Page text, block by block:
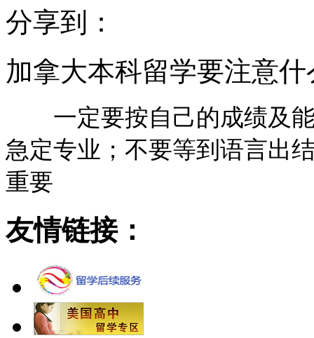
分享到：
加拿大本科留学要注意什
一定要按自己的成绩及能
急定专业；不要等到语言出
重要
友情链接：